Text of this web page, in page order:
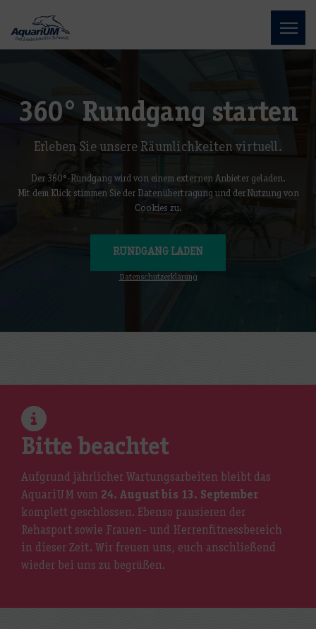
360° Rundgang starten
Erleben Sie unsere Räumlichkeiten virtuell.
Der 360°-Rundgang wird von einem externen Anbieter geladen.
Mit dem Klick stimmen Sie der Datenübertragung und der Nutzung von
Cookies zu.
RUNDGANG LADEN
Datenschutzerklärung
Bitte beachtet
Aufgrund jährlicher Wartungsarbeiten bleibt das
AquariUM vom 24. August bis 13. September
komplett geschlossen. Ebenso pausieren der
Rehasport sowie Frauen- und Herrenfitnessbereich
in dieser Zeit. Wir freuen uns, euch anschließend
wieder bei uns zu begrüßen.